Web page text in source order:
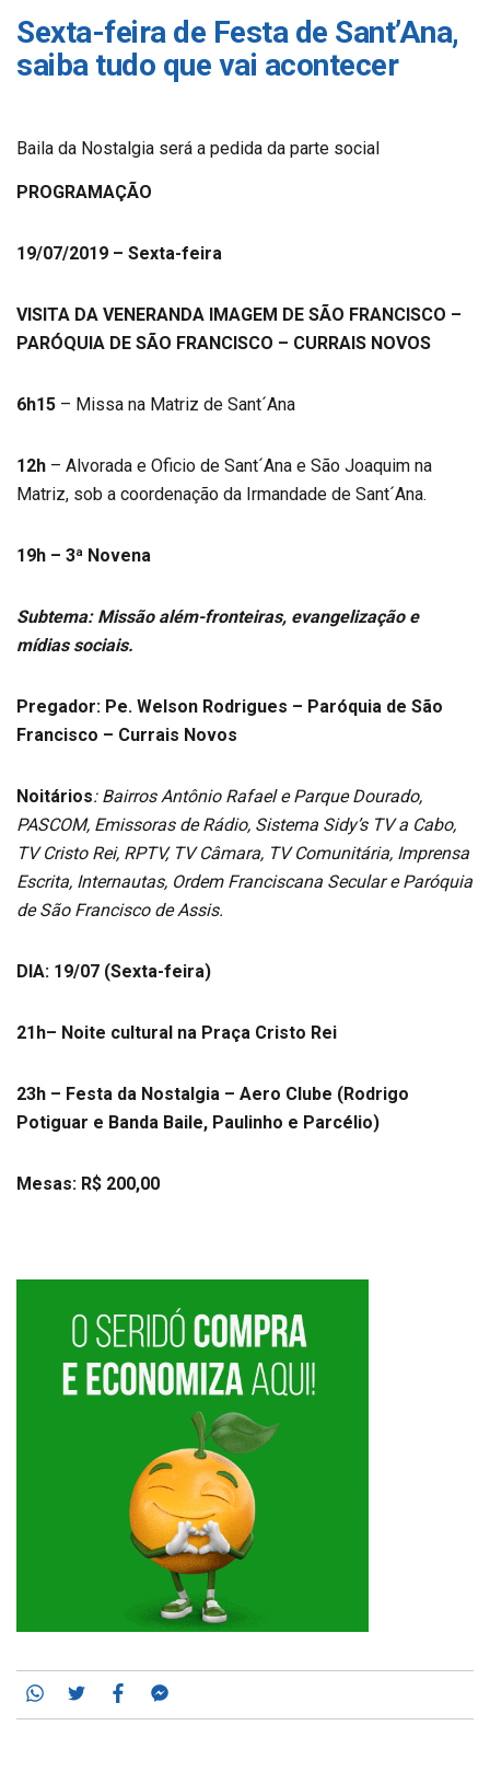
Sexta-feira de Festa de Sant’Ana,
saiba tudo que vai acontecer
Baila da Nostalgia será a pedida da parte social
PROGRAMAÇÃO
19/07/2019 – Sexta-feira
VISITA DA VENERANDA IMAGEM DE SÃO FRANCISCO –
PARÓQUIA DE SÃO FRANCISCO – CURRAIS NOVOS
6h15 – Missa na Matriz de Sant´Ana
12h – Alvorada e Oficio de Sant´Ana e São Joaquim na
Matriz, sob a coordenação da Irmandade de Sant´Ana.
19h – 3ª Novena
Subtema: Missão além-fronteiras, evangelização e
mídias sociais.
Pregador: Pe. Welson Rodrigues – Paróquia de São
Francisco – Currais Novos
Noitários: Bairros Antônio Rafael e Parque Dourado,
PASCOM, Emissoras de Rádio, Sistema Sidy’s TV a Cabo,
TV Cristo Rei, RPTV, TV Câmara, TV Comunitária, Imprensa
Escrita, Internautas, Ordem Franciscana Secular e Paróquia
de São Francisco de Assis.
DIA: 19/07 (Sexta-feira)
21h– Noite cultural na Praça Cristo Rei
23h – Festa da Nostalgia – Aero Clube (Rodrigo
Potiguar e Banda Baile, Paulinho e Parcélio)
Mesas: R$ 200,00
Whatsapp
TwitterFacebook